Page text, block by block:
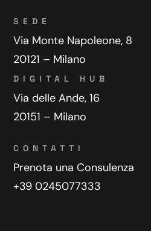
SEDE
Via Monte Napoleone, 8
20121 – Milano
DIGITAL HUB
Via delle Ande, 16
20151 – Milano
CONTATTI
Prenota una Consulenza
+39 0245077333